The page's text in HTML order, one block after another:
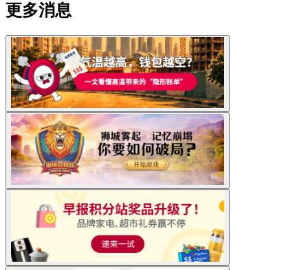
更多消息